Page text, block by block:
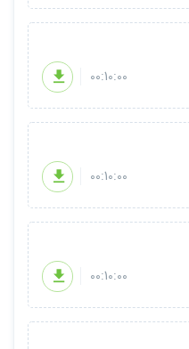
00:10:00
00:10:00
00:10:00